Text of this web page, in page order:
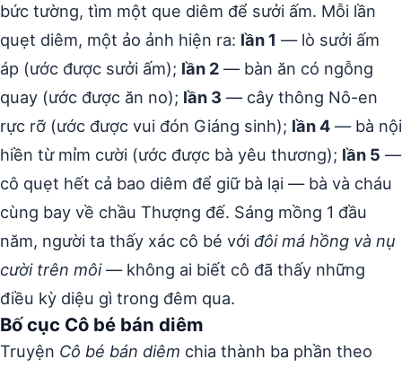
bức tường, tìm một que diêm để sưởi ấm. Mỗi lần
quẹt diêm, một ảo ảnh hiện ra: lần 1 — lò sưởi ấm
áp (ước được sưởi ấm); lần 2 — bàn ăn có ngỗng
quay (ước được ăn no); lần 3 — cây thông Nô-en
rực rỡ (ước được vui đón Giáng sinh); lần 4 — bà nội
hiền từ mỉm cười (ước được bà yêu thương); lần 5 —
cô quẹt hết cả bao diêm để giữ bà lại — bà và cháu
cùng bay về chầu Thượng đế. Sáng mồng 1 đầu
năm, người ta thấy xác cô bé với đôi má hồng và nụ
cười trên môi— không ai biết cô đã thấy những
điều kỳ diệu gì trong đêm qua.
Bố cục Cô bé bán diêm
Truyện Cô bé bán diêm chia thành ba phần theo